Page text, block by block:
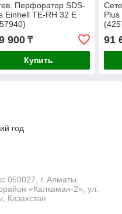
Перфоратор SDS-
Einhell TE-RH 32 E
900₸
Купить
91
год
050027, г. Алматы,
«Калкаман-2», ул.
Казахстан